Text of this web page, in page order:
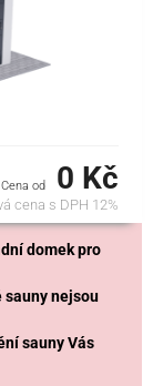
domek pro
sauny nejsou
sauny Vás
Cena od 0 Kč
cena s DPH 12%